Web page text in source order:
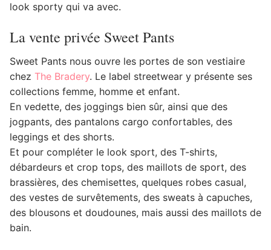
look sporty qui va avec.
La vente privée Sweet Pants
Sweet Pants nous ouvre les portes de son vestiaire
chez The Bradery. Le label streetwear y présente ses
collections femme, homme et enfant.
En vedette, des joggings bien sûr, ainsi que des
jogpants, des pantalons cargo confortables, des
leggings et des shorts.
Et pour compléter le look sport, des T-shirts,
débardeurs et crop tops, des maillots de sport, des
brassières, des chemisettes, quelques robes casual,
des vestes de survêtements, des sweats à capuches,
des blousons et doudounes, mais aussi des maillots de
bain.